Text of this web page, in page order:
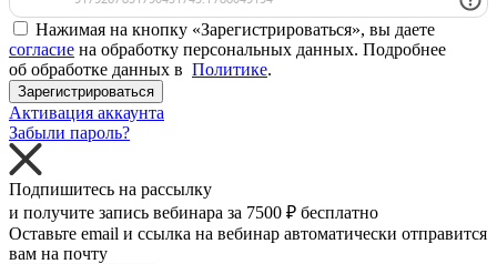
Нажимая на кнопку «Зарегистрироваться», вы даете
согласие на обработку персональных данных. Подробнее
об обработке данных в Политике.
Зарегистрироваться
Активация аккаунта
Забыли пароль?
Подпишитесь на рассылку
и получите запись вебинара за 7500 ₽ бесплатно
Оставьте email и ссылка на вебинар автоматически отправится
вам на почту